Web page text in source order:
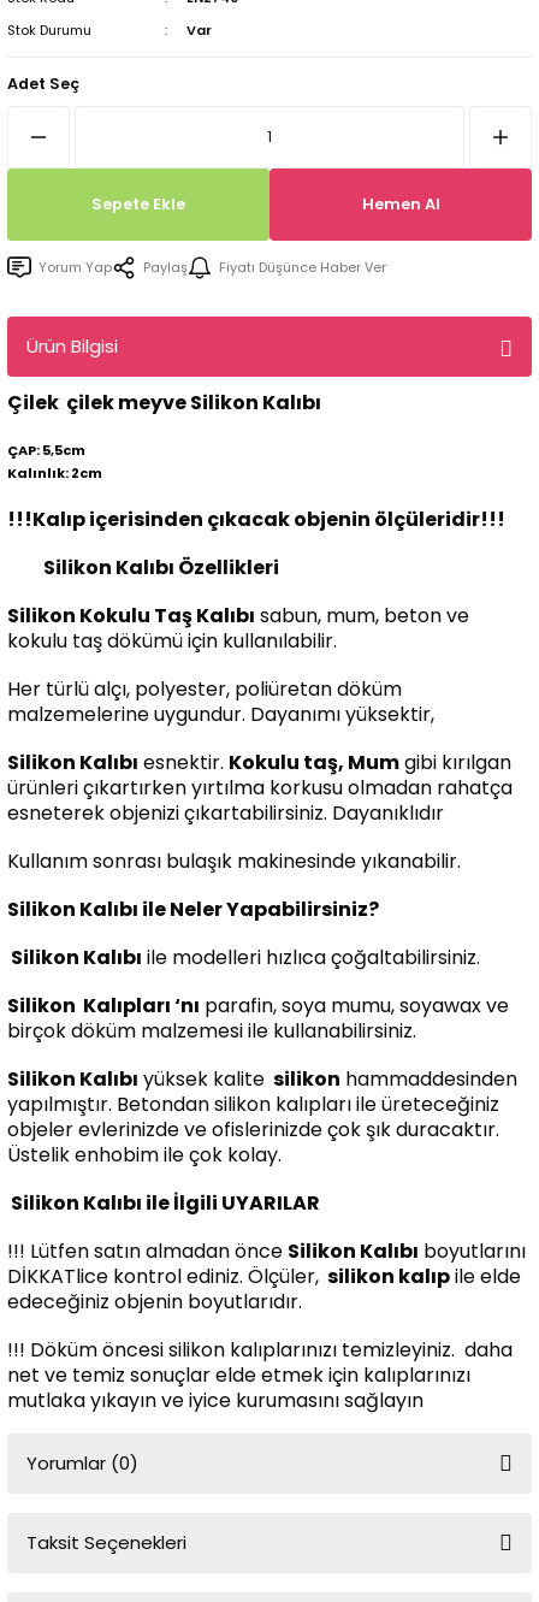
Mum Kabı & Mumluk Silikon Kalıpları
Pano, Tabanlık Silikon Kalıpları
Stok Durumu
Var
Adet Seç
Sepete Ekle Hemen Al
Yorum Yap Paylaş Fiyatı Düşünce Haber Ver
Ürün Bilgisi
Çilek çilek meyve Silikon Kalıbı
ÇAP: 5,5cm
Kalınlık: 2cm
!!!Kalıp içerisinden çıkacak objenin ölçüleridir!!!
Silikon Kalıbı Özellikleri
Silikon Kokulu Taş Kalıbı sabun, mum, beton ve
kokulu taş dökümü için kullanılabilir.
Her türlü alçı, polyester, poliüretan döküm
malzemelerine uygundur. Dayanımı yüksektir,
Silikon Kalıbı esnektir. Kokulu taş, Mumgibi kırılgan
ürünleri çıkartırken yırtılma korkusu olmadan rahatça
esneterek objenizi çıkartabilirsiniz. Dayanıklıdır
Kullanım sonrası bulaşık makinesinde yıkanabilir.
Silikon Kalıbı ile Neler Yapabilirsiniz?
Silikon Kalıbı ile modelleri hızlıca çoğaltabilirsiniz.
Silikon Kalıpları ‘nı parafin, soya mumu, soyawax ve
birçok döküm malzemesi ile kullanabilirsiniz.
Silikon Kalıbı yüksek kalite silikon hammaddesinden
yapılmıştır. Betondan silikon kalıpları ile üreteceğiniz
objeler evlerinizde ve ofislerinizde çok şık duracaktır.
Üstelik enhobim ile çok kolay.
Silikon Kalıbı ile İlgili UYARILAR
!!! Lütfen satın almadan önce Silikon Kalıbı boyutlarını
DİKKATlice kontrol ediniz. Ölçüler, silikon kalıpile elde
edeceğiniz objenin boyutlarıdır.
!!! Döküm öncesi silikon kalıplarınızı temizleyiniz. daha
net ve temiz sonuçlar elde etmek için kalıplarınızı
mutlaka yıkayın ve iyice kurumasını sağlayın
Yorumlar (0)
Taksit Seçenekleri